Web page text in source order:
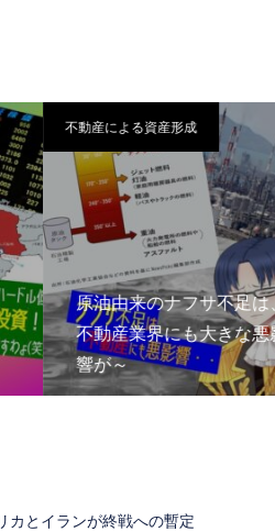
不動産による資産形成
原油由来のナフサ不足は、
不動産業界にも大きな悪影
響が～
カとイランが終戦への暫定